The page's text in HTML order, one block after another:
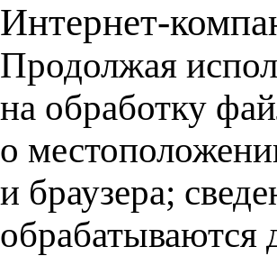
Интернет-
Продолжая
на обработку
о
и браузера;
обрабатываются